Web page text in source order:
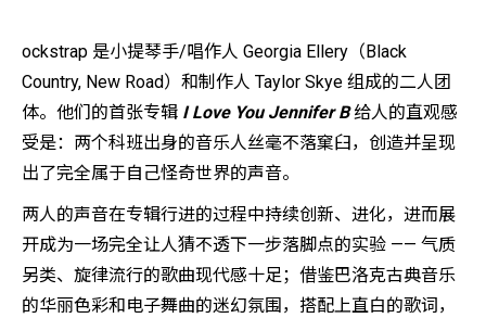
ockstrap 是小提琴手/唱作人 Georgia Ellery（Black
Country, New Road）和制作人 Taylor Skye 组成的二人团
体。他们的首张专辑 I Love You Jennifer B给人的直观感
受是：两个科班出身的音乐人丝毫不落窠臼，创造并呈现
出了完全属于自己怪奇世界的声音。
两人的声音在专辑行进的过程中持续创新、进化，进而展
开成为一场完全让人猜不透下一步落脚点的实验 —— 气质
另类、旋律流行的歌曲现代感十足；借鉴巴洛克古典音乐
的华丽色彩和电子舞曲的迷幻氛围，搭配上直白的歌词，